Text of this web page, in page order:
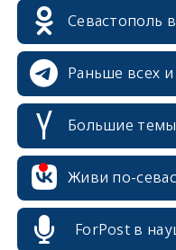
Севастополь
Раньше всех
Большие
Живи по-
ForPost в